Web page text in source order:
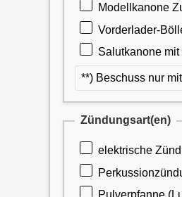
Modellkanone
Vorderlader-
Salutkanone
**) Beschuss nur
Zündungsart(en)
elektrische